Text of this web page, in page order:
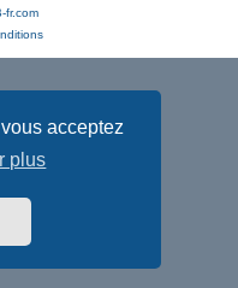
acceptez
plus
fr.com